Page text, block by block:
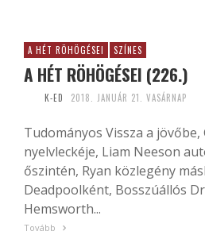
A HÉT RÖHÖGÉSEI SZÍNES
A HÉT RÖHÖGÉSEI (226.)
K-ED 2018. JANUÁR 21. VASÁRNAP
Tudományos Vissza a
nyelvleckéje, Liam Neeson
őszintén, Ryan közlegény
Deadpoolként, Bosszúállós
Hemsworth...
Tovább